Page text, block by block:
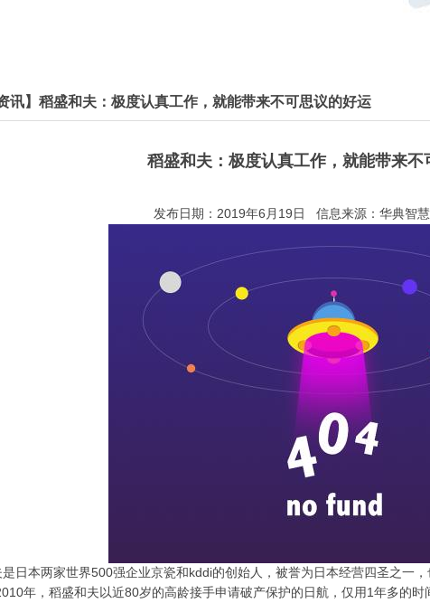
讯】稻盛和夫：极度认真工作，就能带来不可思议的好运
稻盛和夫：极度认真工作，就能带来不
发布日期：2019年6月19日 信息来源：华典智
日本两家世界500强企业京瓷和kddi的创始人，被誉为日本经营四圣之一
年，稻盛和夫以近80岁的高龄接手申请破产保护的日航，仅用1年多的时